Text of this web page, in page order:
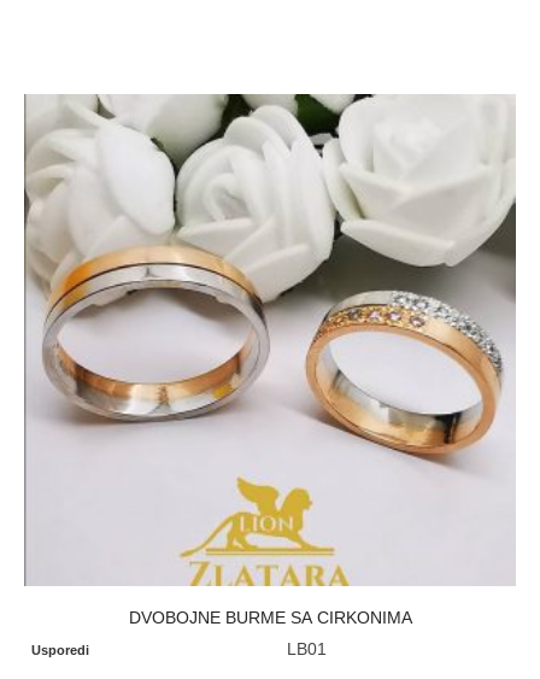
DVOBOJNE BURME SA CIRKONIMA
Usporedi LB01